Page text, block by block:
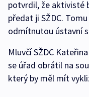
potvrdil, že aktivisté
předat ji SŽDC.
odmítnutou ústavní
Mluvčí SŽDC
se úřad obrátil na
který by měl mít